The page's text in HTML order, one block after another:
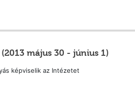
május 30 - június 1)
képviselik az Intézetet